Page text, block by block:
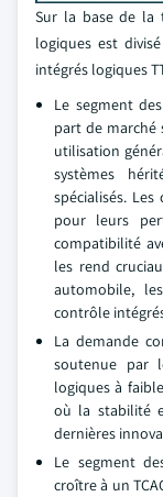
Sur la base de la
logiques est
intégrés logiques
Le segment
part de marché
utilisation
systèmes
spécialisés.
pour leurs
compatibilité
les rend
automobile,
contrôle
La demande
soutenue par
logiques à
où la stabilité
dernières
Le segment
croître à un